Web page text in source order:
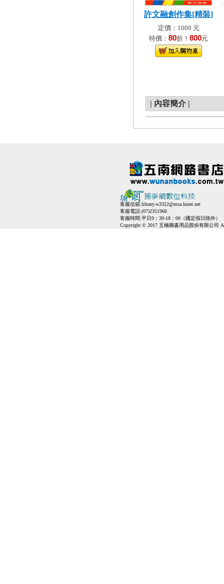
許文融創作集[精裝]
定價：1000 元
特價： 80折！ 800元
| 內容簡介 |
客服信箱:library.w3322@msa.hinet.net
客服電話:(07)2351960
客服時間:平日9：30-18：00（國定假日除外）
Copyright © 2017 五楠圖書用品股份有限公司